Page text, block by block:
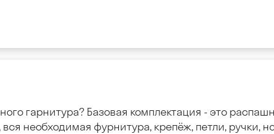
гарнитура? Базовая комплектация - это
необходимая фурнитура, крепёж, петли, ручки,